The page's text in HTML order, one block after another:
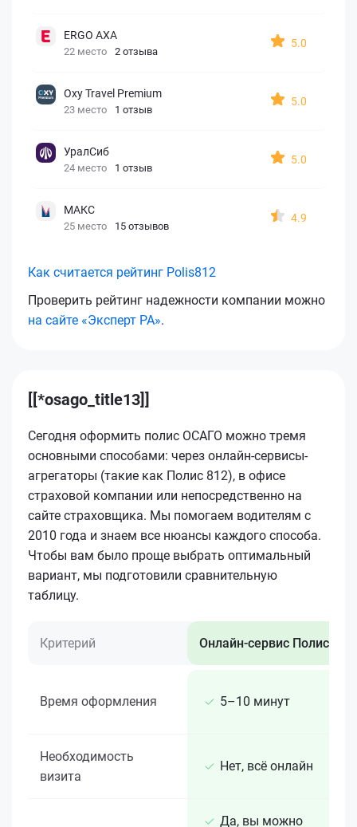
ERGO AXA
22 место 2 отзыва
5.0
Oxy Travel Premium
23 место 1 отзыв
5.0
УралСиб
24 место 1 отзыв
5.0
МАКС
25 место 15 отзывов
4.9
Как считается рейтинг Polis812
Проверить рейтинг надежности компании можно
на сайте «Эксперт РА».
[[*osago_title13]]
Сегодня оформить полис ОСАГО можно тремя
основными способами: через онлайн-сервисы-
агрегаторы (такие как Полис 812), в офисе
страховой компании или непосредственно на
сайте страховщика. Мы помогаем водителям с
2010 года и знаем все нюансы каждого способа.
Чтобы вам было проще выбрать оптимальный
вариант, мы подготовили сравнительную
таблицу.
Критерий Онлайн-сервис Полис 812
Время оформления 5–10 минут
Необходимость
визита
Нет, всё онлайн
Да, вы можно